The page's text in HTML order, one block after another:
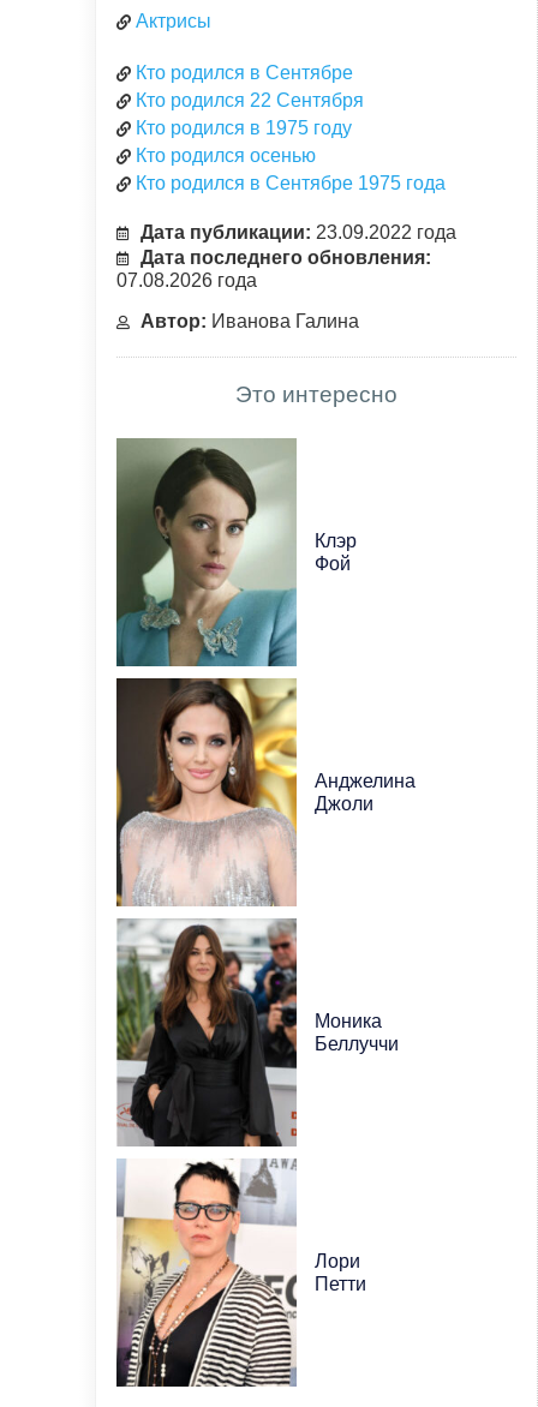
Актрисы
Кто родился в Сентябре
Кто родился 22 Сентября
Кто родился в 1975 году
Кто родился осенью
Кто родился в Сентябре 1975 года
Дата публикации: 23.09.2022 года
Дата последнего обновления:
07.08.2026 года
Автор: Иванова Галина
Это интересно
Клэр
Фой
Анджелина
Джоли
Моника
Беллуччи
Лори
Петти